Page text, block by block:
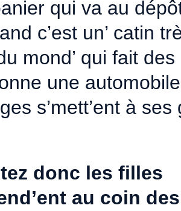
qui va au
c’est un’ catin
mond’ qui fait
une
s’mett’ent à ses
donc les filles
au coin